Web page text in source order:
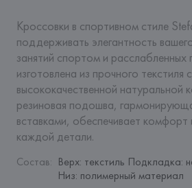
Кроссовки в спортивном стиле
поддерживать элегантность
занятий спортом и
изготовлена из прочного текстиля
высококачественной натуральной
резиновая подошва,
вставками, обеспечивает комфорт
каждой детали.
Состав: Верх: текстиль Подкладка:
Низ: полимерный материал